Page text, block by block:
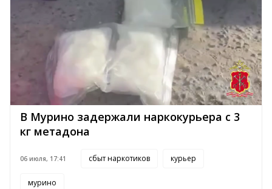
В Мурино задержали наркокурьера с 3
кг метадона
06 июля, 17:41 сбыт наркотиков курьер
мурино